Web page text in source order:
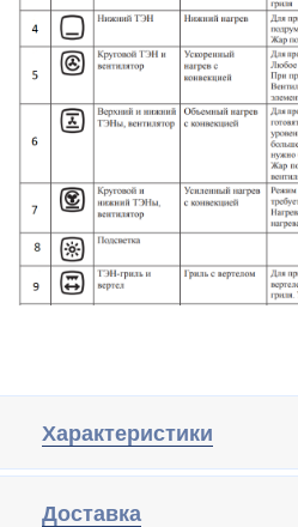
Характеристики
Доставка